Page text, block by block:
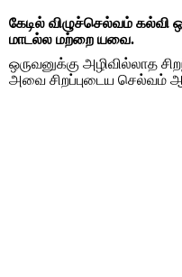
கேடில் விழுச்செல்வம் கல்வி
மாடல்ல மற்றை யவை.
ஒருவனுக்கு அழிவில்லாத
அவை சிறப்புடைய செல்வம்